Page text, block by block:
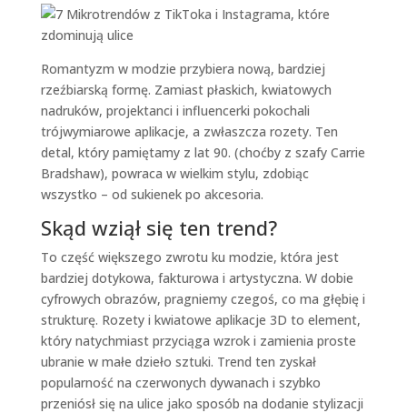
Romantyzm w modzie przybiera nową, bardziej
rzeźbiarską formę. Zamiast płaskich, kwiatowych
nadruków, projektanci i influencerki pokochali
trójwymiarowe aplikacje, a zwłaszcza rozety. Ten
detal, który pamiętamy z lat 90. (choćby z szafy Carrie
Bradshaw), powraca w wielkim stylu, zdobiąc
wszystko – od sukienek po akcesoria.
Skąd wziął się ten trend?
To część większego zwrotu ku modzie, która jest
bardziej dotykowa, fakturowa i artystyczna. W dobie
cyfrowych obrazów, pragniemy czegoś, co ma głębię i
strukturę. Rozety i kwiatowe aplikacje 3D to element,
który natychmiast przyciąga wzrok i zamienia proste
ubranie w małe dzieło sztuki. Trend ten zyskał
popularność na czerwonych dywanach i szybko
przeniósł się na ulice jako sposób na dodanie stylizacji